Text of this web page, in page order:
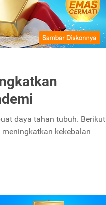
daya tahan tubuh. Berikut
kekebalan